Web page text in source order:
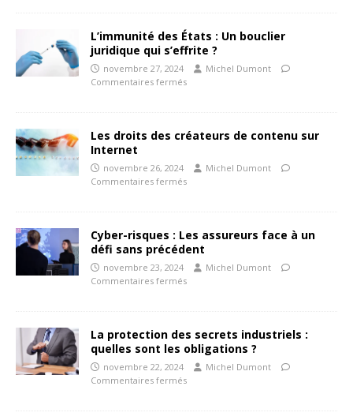
L’immunité des États : Un bouclier
juridique qui s’effrite ?
novembre 27, 2024
Michel Dumont
Commentaires fermés
Les droits des créateurs de contenu sur
Internet
novembre 26, 2024
Michel Dumont
Commentaires fermés
Cyber-risques : Les assureurs face à un
défi sans précédent
novembre 23, 2024
Michel Dumont
Commentaires fermés
La protection des secrets industriels :
quelles sont les obligations ?
novembre 22, 2024
Michel Dumont
Commentaires fermés